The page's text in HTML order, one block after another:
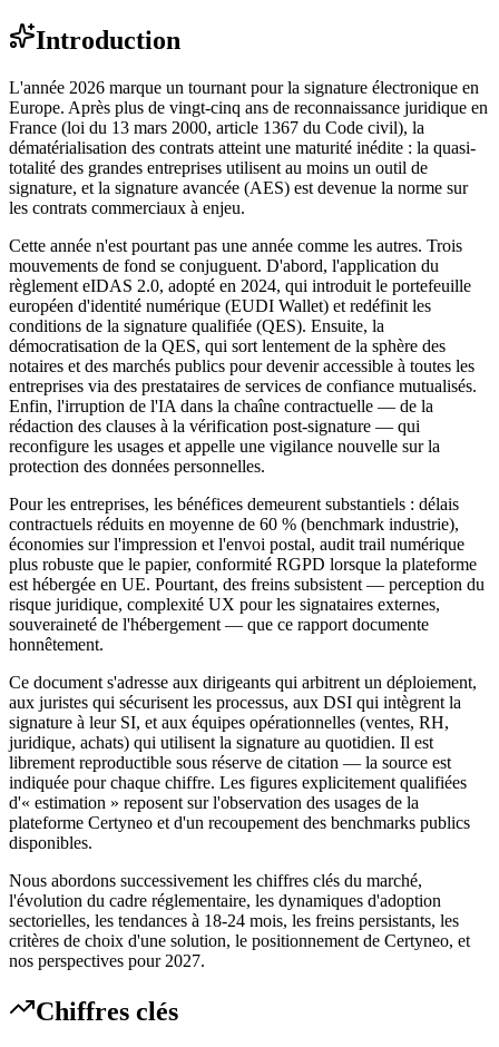
Introduction
L'année 2026 marque un tournant pour la signature électronique en
Europe. Après plus de vingt-cinq ans de reconnaissance juridique en
France (loi du 13 mars 2000, article 1367 du Code civil), la
dématérialisation des contrats atteint une maturité inédite : la quasi-
totalité des grandes entreprises utilisent au moins un outil de
signature, et la signature avancée (AES) est devenue la norme sur
les contrats commerciaux à enjeu.
Cette année n'est pourtant pas une année comme les autres. Trois
mouvements de fond se conjuguent. D'abord, l'application du
règlement eIDAS 2.0, adopté en 2024, qui introduit le portefeuille
européen d'identité numérique (EUDI Wallet) et redéfinit les
conditions de la signature qualifiée (QES). Ensuite, la
démocratisation de la QES, qui sort lentement de la sphère des
notaires et des marchés publics pour devenir accessible à toutes les
entreprises via des prestataires de services de confiance mutualisés.
Enfin, l'irruption de l'IA dans la chaîne contractuelle — de la
rédaction des clauses à la vérification post-signature — qui
reconfigure les usages et appelle une vigilance nouvelle sur la
protection des données personnelles.
Pour les entreprises, les bénéfices demeurent substantiels : délais
contractuels réduits en moyenne de 60 % (benchmark industrie),
économies sur l'impression et l'envoi postal, audit trail numérique
plus robuste que le papier, conformité RGPD lorsque la plateforme
est hébergée en UE. Pourtant, des freins subsistent — perception du
risque juridique, complexité UX pour les signataires externes,
souveraineté de l'hébergement — que ce rapport documente
honnêtement.
Ce document s'adresse aux dirigeants qui arbitrent un déploiement,
aux juristes qui sécurisent les processus, aux DSI qui intègrent la
signature à leur SI, et aux équipes opérationnelles (ventes, RH,
juridique, achats) qui utilisent la signature au quotidien. Il est
librement reproductible sous réserve de citation — la source est
indiquée pour chaque chiffre. Les figures explicitement qualifiées
d'« estimation » reposent sur l'observation des usages de la
plateforme Certyneo et d'un recoupement des benchmarks publics
disponibles.
Nous abordons successivement les chiffres clés du marché,
l'évolution du cadre réglementaire, les dynamiques d'adoption
sectorielles, les tendances à 18-24 mois, les freins persistants, les
critères de choix d'une solution, le positionnement de Certyneo, et
nos perspectives pour 2027.
Chiffres clés